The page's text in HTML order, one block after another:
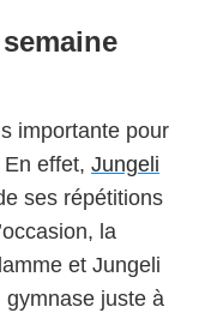
importante pour
En effet, Jungeli
ses répétitions
la
et Jungeli
gymnase juste à